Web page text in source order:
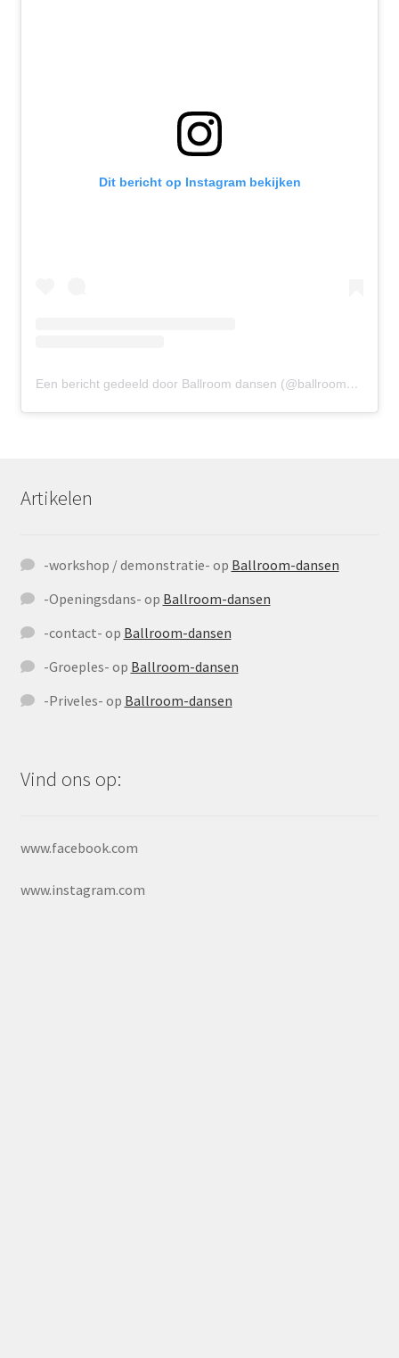
Dit bericht op Instagram bekijken
Een bericht gedeeld door Ballroom dansen (@ballroomdansen)
Artikelen
-workshop / demonstratie- op Ballroom-dansen
-Openingsdans- op Ballroom-dansen
-contact- op Ballroom-dansen
-Groeples- op Ballroom-dansen
-Priveles- op Ballroom-dansen
Vind ons op:
www.facebook.com
www.instagram.com